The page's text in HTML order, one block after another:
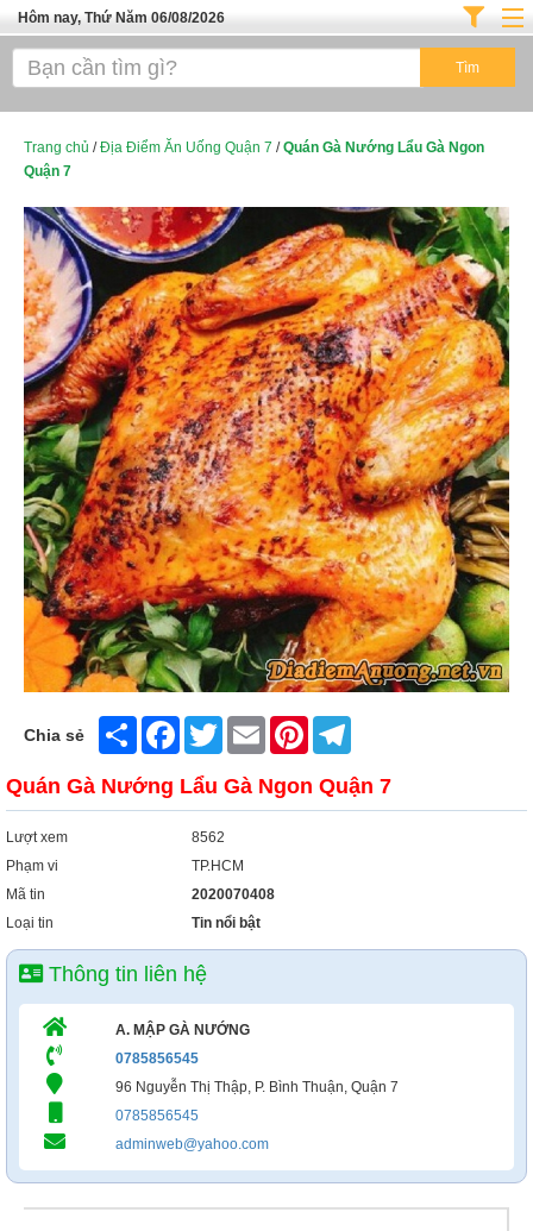
Hôm nay, Thứ Năm 06/08/2026
Trang chủ
Cafe - Kem- Trà Sữa
Thực Phẩm Nông Hải Sản
Top Quán Ăn Sài Gòn
Trang chủ /Địa Điểm Ăn Uống Quận 7 /Quán Gà Nướng Lẩu Gà Ngon
Quận 7
Chia sẻ Share FacebookTwitter Email Pinterest
Quán Gà Nướng Lẩu Gà Ngon Quận 7
Lượt xem
8562
Phạm vi
TP.HCM
Mã tin
2020070408
Loại tin
Tin nổi bật
Thông tin liên hệ
A. MẬP GÀ NƯỚNG
0785856545
96 Nguyễn Thị Thập, P. Bình Thuận, Quận 7
0785856545
adminweb@yahoo.com